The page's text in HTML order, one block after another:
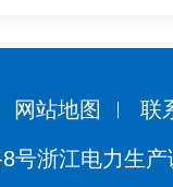
网站地图 联
号浙江电力生